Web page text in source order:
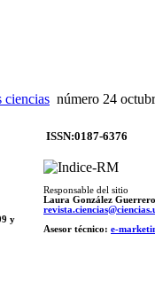
ciencias número 24
y
ISSN:0187-6376
Responsable del sitio
Laura González Guerrero
Asesor técnico: e-